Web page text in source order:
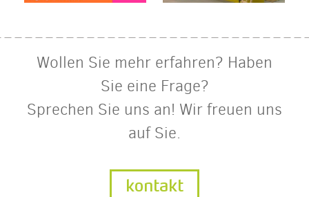
Wollen Sie mehr erfahren? Haben
Sie eine Frage?
Sprechen Sie uns an! Wir freuen uns
auf Sie.
kontakt